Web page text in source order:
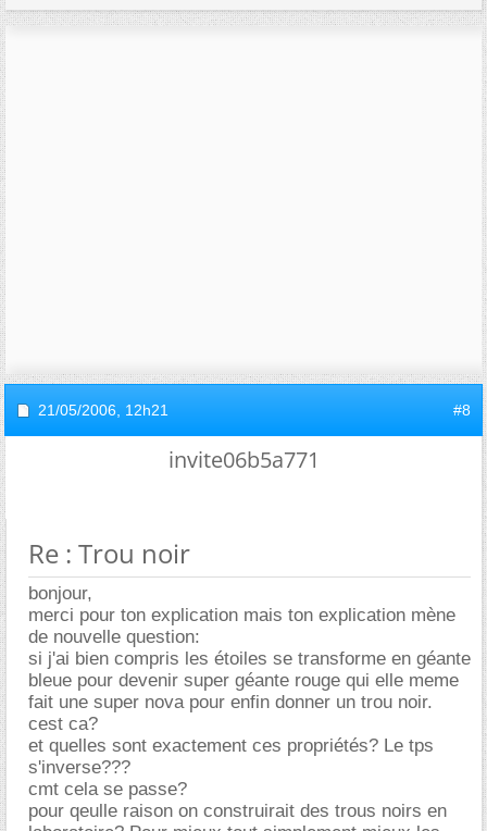
21/05/2006, 12h21 #8
invite06b5a771
Re : Trou noir
bonjour,
merci pour ton explication mais ton explication mène
de nouvelle question:
si j'ai bien compris les étoiles se transforme en géante
bleue pour devenir super géante rouge qui elle meme
fait une super nova pour enfin donner un trou noir.
cest ca?
et quelles sont exactement ces propriétés? Le tps
s'inverse???
cmt cela se passe?
pour qeulle raison on construirait des trous noirs en